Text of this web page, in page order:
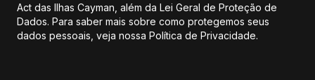
Act das Ilhas Cayman, além da Lei Geral de Proteção de
Dados. Para saber mais sobre como protegemos seus
dados pessoais, veja nossa Política de Privacidade.